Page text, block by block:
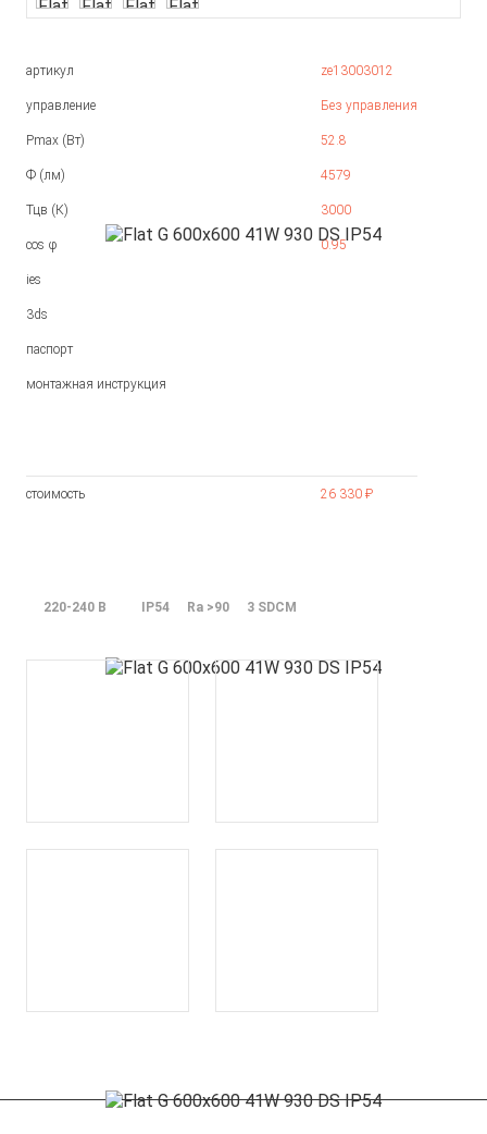
артикул ze13003012
управление Без управления
Pmax (Вт) 52.8
Ф (лм) 4579
Тцв (К) 3000
cos φ 0.95
ies
3ds
паспорт
монтажная инструкция
стоимость 26 330 ₽
220-240 В IP54 Ra >90 3 SDCM